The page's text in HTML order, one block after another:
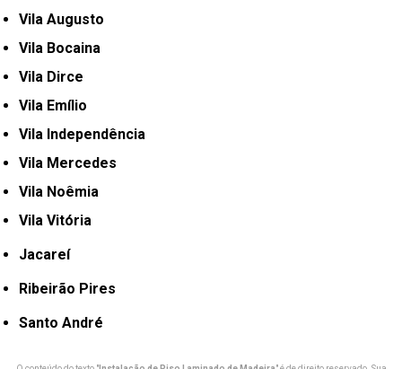
Vila Augusto
Vila Bocaina
Vila Dirce
Vila Emílio
Vila Independência
Vila Mercedes
Vila Noêmia
Vila Vitória
Jacareí
Ribeirão Pires
Santo André